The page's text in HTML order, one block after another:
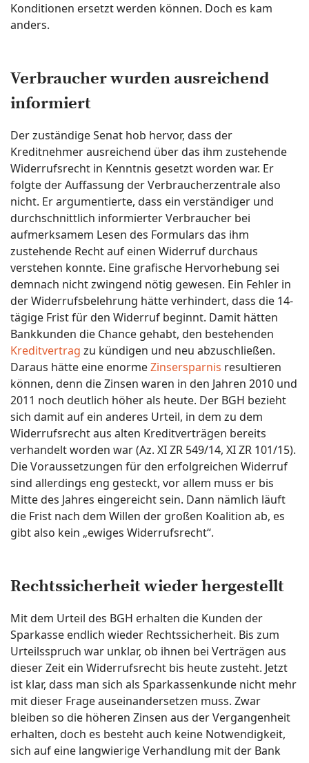
Konditionen ersetzt werden können. Doch es kam
anders.
Verbraucher wurden ausreichend
informiert
Der zuständige Senat hob hervor, dass der
Kreditnehmer ausreichend über das ihm zustehende
Widerrufsrecht in Kenntnis gesetzt worden war. Er
folgte der Auffassung der Verbraucherzentrale also
nicht. Er argumentierte, dass ein verständiger und
durchschnittlich informierter Verbraucher bei
aufmerksamem Lesen des Formulars das ihm
zustehende Recht auf einen Widerruf durchaus
verstehen konnte. Eine grafische Hervorhebung sei
demnach nicht zwingend nötig gewesen. Ein Fehler in
der Widerrufsbelehrung hätte verhindert, dass die 14-
tägige Frist für den Widerruf beginnt. Damit hätten
Bankkunden die Chance gehabt, den bestehenden
Kreditvertrag zu kündigen und neu abzuschließen.
Daraus hätte eine enormeZinsersparnis resultieren
können, denn die Zinsen waren in den Jahren 2010 und
2011 noch deutlich höher als heute. Der BGH bezieht
sich damit auf ein anderes Urteil, in dem zu dem
Widerrufsrecht aus alten Kreditverträgen bereits
verhandelt worden war (Az. XI ZR 549/14, XI ZR 101/15).
Die Voraussetzungen für den erfolgreichen Widerruf
sind allerdings eng gesteckt, vor allem muss er bis
Mitte des Jahres eingereicht sein. Dann nämlich läuft
die Frist nach dem Willen der großen Koalition ab, es
gibt also kein „ewiges Widerrufsrecht“.
Rechtssicherheit wieder hergestellt
Mit dem Urteil des BGH erhalten die Kunden der
Sparkasse endlich wieder Rechtssicherheit. Bis zum
Urteilsspruch war unklar, ob ihnen bei Verträgen aus
dieser Zeit ein Widerrufsrecht bis heute zusteht. Jetzt
ist klar, dass man sich als Sparkassenkunde nicht mehr
mit dieser Frage auseinandersetzen muss. Zwar
bleiben so die höheren Zinsen aus der Vergangenheit
erhalten, doch es besteht auch keine Notwendigkeit,
sich auf eine langwierige Verhandlung mit der Bank